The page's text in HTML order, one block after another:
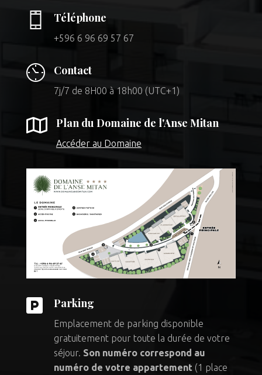
Téléphone
+596 6 96 69 57 67
Contact
7j/7 de 8H00 à 18h00 (UTC+1)
 Plan du Domaine de l'Anse Mitan
Accéder au Domaine
 Parking
Emplacement de parking disponible
gratuitement pour toute la durée de votre
séjour. Son numéro correspond au
numéro de votre appartement(1 place